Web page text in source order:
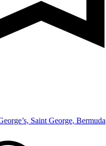
Saint George, Bermuda